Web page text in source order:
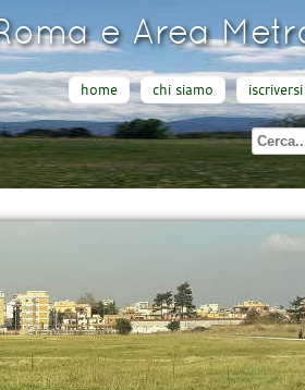
e Area
home chi siamo